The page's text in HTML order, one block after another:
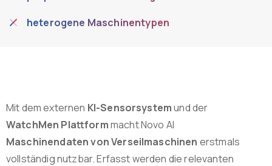
heterogene Maschinentypen
Mit dem externen KI-Sensorsystemund der
WatchMen Plattformmacht Novo AI
Maschinendaten von Verseilmaschinen erstmals
vollständig nutzbar. Erfasst werden die relevanten